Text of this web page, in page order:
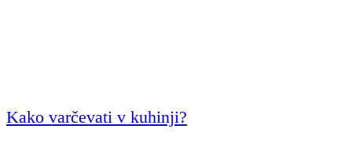
Kako varčevati v kuhinji?